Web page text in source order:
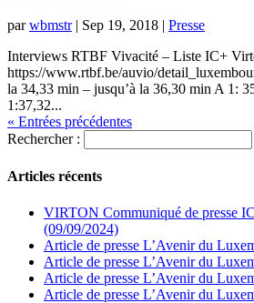
parwbmstr| Sep 19, 2018 | Presse
Interviews RTBF Vivacité – Liste IC+
https://www.rtbf.be/auvio/
la 34,33 min – jusqu’à la 36,30 min A 1:
1:37,32...
« Entrées précédentes
Rechercher :
Articles récents
VIRTON Communiqué de presse
(09/09/2024)
Article de presse L’Avenir du
Article de presse L’Avenir du
Article de presse L’Avenir du
Article de presse L’Avenir du